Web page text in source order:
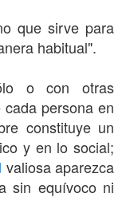
que sirve para
habitual".
o con otras
cada persona en
constituye un
y en lo social;
valiosa aparezca
sin equívoco ni